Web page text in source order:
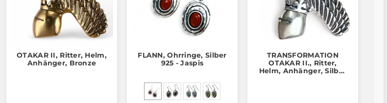
OTAKAR II, Ritter, Helm,
Anhänger, Bronze
FLANN, Ohrringe, Silber
925 - Jaspis
TRANSFORMATION
OTAKAR II., Ritter,
Helm, Anhänger, Silber